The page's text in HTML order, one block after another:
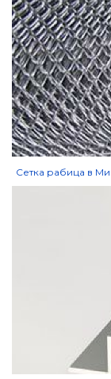
Сетка рабица в